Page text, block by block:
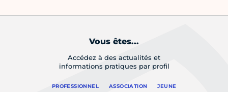
Vous êtes...
Accédez à des actualités et
informations pratiques par profil
PROFESSIONNEL ASSOCIATION JEUNE